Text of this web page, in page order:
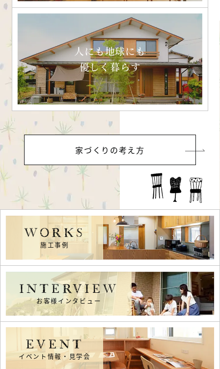
人にも地球にも
優しく暮らす
家づくりの考え方
WORKS
施工事例
INTERVIEW
お客様インタビュー
EVENT
イベント情報・見学会